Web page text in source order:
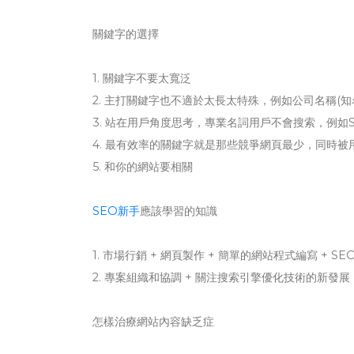
關鍵字的選擇
1. 關鍵字不要太寬泛
2. 主打關鍵字也不適於太長太特殊，例如公司名稱(
3. 站在用戶角度思考，專業名詞用戶不會搜索，例如
4. 最有效率的關鍵字就是那些競爭網頁最少，同時被
5. 和你的網站要相關
SEO新手應該學習的知識
1. 市場行銷 + 網頁製作 + 簡單的網站程式編寫 +
2. 專案組織和協調 + 關注搜索引擎優化技術的新發
怎樣治療網站內容缺乏症